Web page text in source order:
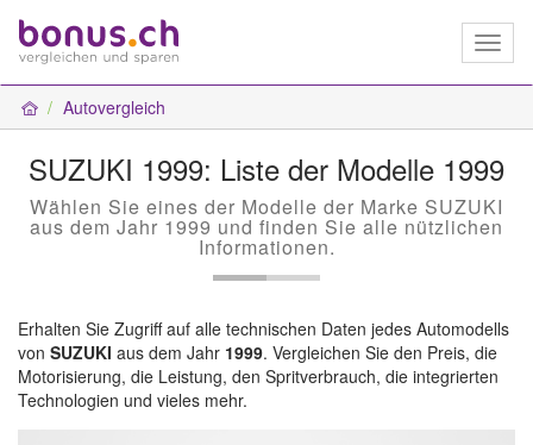
Autovergleich
SUZUKI 1999: Liste der Modelle 1999
Wählen Sie eines der Modelle der Marke SUZUKI
aus dem Jahr 1999 und finden Sie alle nützlichen
Informationen.
Erhalten Sie Zugriff auf alle technischen Daten jedes Automodells
von SUZUKI aus dem Jahr 1999. Vergleichen Sie den Preis, die
Motorisierung, die Leistung, den Spritverbrauch, die integrierten
Technologien und vieles mehr.